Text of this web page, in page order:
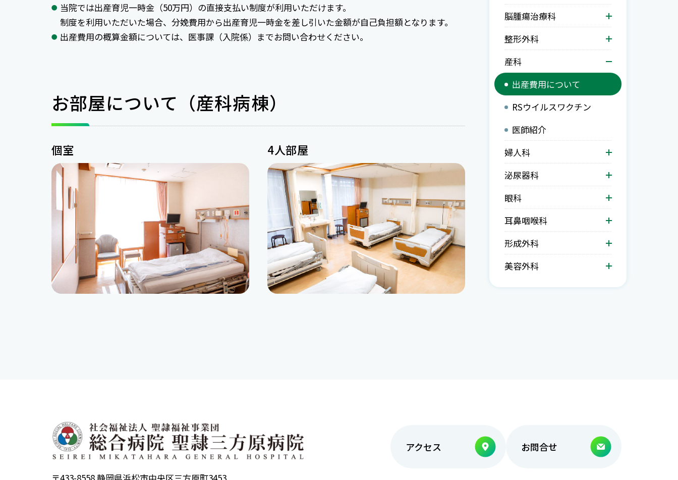
当院では出産育児一時金（50万円）の直接支払い制度が利用いただけます。
制度を利用いただいた場合、分娩費用から出産育児一時金を差し引いた金額が自己負担額となります。
出産費用の概算金額については、医事課（入院係）までお問い合わせください。
お部屋について（産科病棟）
個室 4人部屋
脳腫瘍治療科
整形外科
産科
出産費用について
RSウイルスワクチン
医師紹介
婦人科
泌尿器科
眼科
耳鼻咽喉科
形成外科
美容外科
アクセス お問合せ